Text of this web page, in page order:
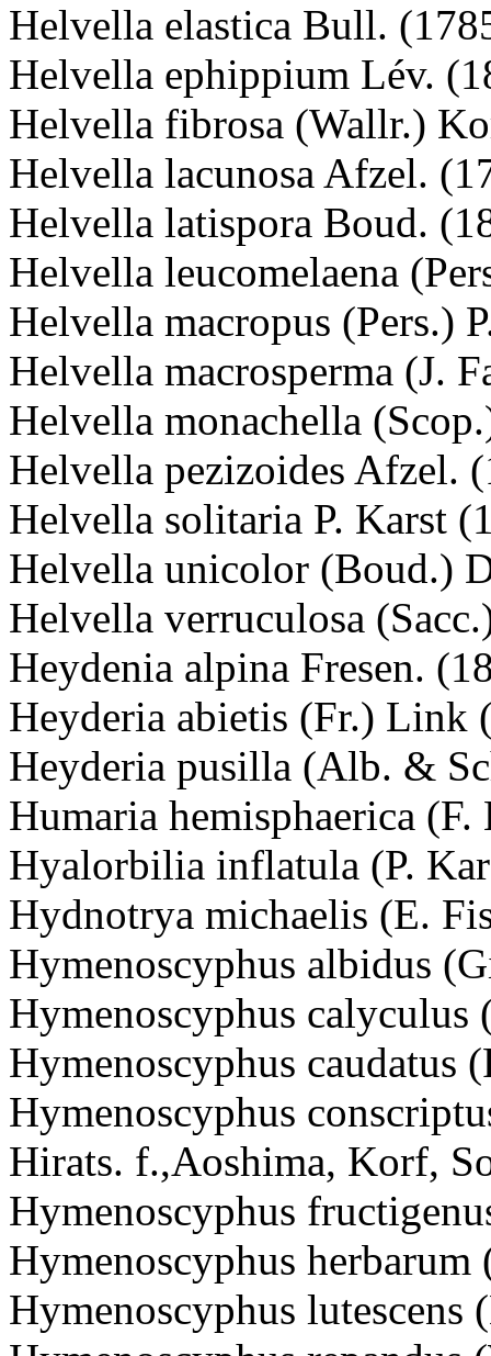
Helvella elastica Bull.
Helvella ephippium Lév.
Helvella fibrosa (Wallr.)
Helvella lacunosa Afzel.
Helvella latispora Boud.
Helvella leucomelaena
Helvella macropus (Pers.)
Helvella macrosperma (J.
Helvella monachella
Helvella pezizoides Afzel.
Helvella solitaria P. Karst
Helvella unicolor (Boud.)
Helvella verruculosa
Heydenia alpina Fresen.
Heyderia abietis (Fr.) Link
Heyderia pusilla (Alb. &
Humaria hemisphaerica
Hyalorbilia inflatula (P.
Hydnotrya michaelis (E.
Hymenoscyphus albidus
Hymenoscyphus
Hymenoscyphus caudatus
Hymenoscyphus
Hirats. f.,Aoshima, Korf,
Hymenoscyphus
Hymenoscyphus
Hymenoscyphus